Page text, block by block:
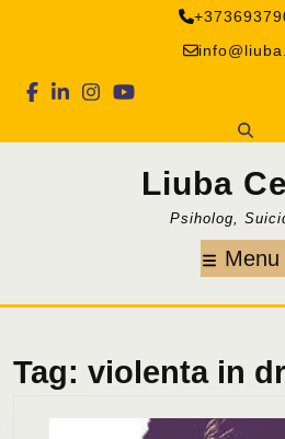
Facebook
Linkedin
Instagram
Youtube
Liuba
Psiholog,
Menu
Tag: violenta in